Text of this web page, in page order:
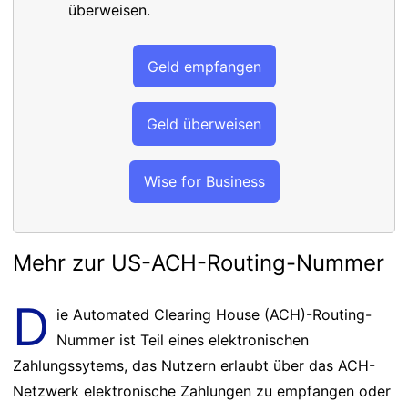
überweisen.
Geld empfangen
Geld überweisen
Wise for Business
Mehr zur US-ACH-Routing-Nummer
D ie Automated Clearing House (ACH)-Routing-
Nummer ist Teil eines elektronischen
Zahlungssytems, das Nutzern erlaubt über das ACH-
Netzwerk elektronische Zahlungen zu empfangen oder